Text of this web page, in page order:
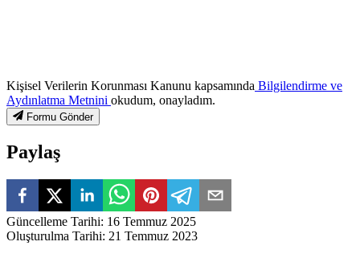
Kişisel Verilerin Korunması Kanunu kapsamında Bilgilendirme ve
Aydınlatma Metnini okudum, onayladım.
Formu Gönder
Paylaş
Güncelleme Tarihi: 16 Temmuz 2025
Oluşturulma Tarihi: 21 Temmuz 2023